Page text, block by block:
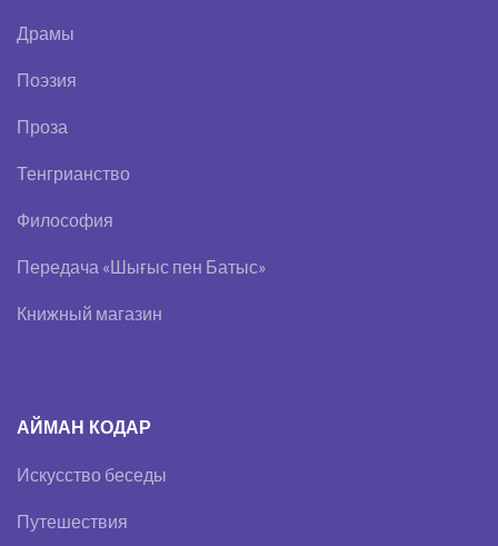
Драмы
Поэзия
Проза
Тенгрианство
Философия
Передача «Шығыс пен Батыс»
Книжный магазин
АЙМАН КОДАР
Искусство беседы
Путешествия